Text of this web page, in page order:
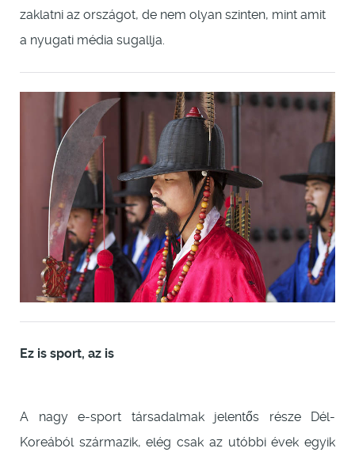
zaklatni az országot, de nem olyan szinten, mint amit
a nyugati média sugallja.
Ez is sport, az is
A nagy e-sport társadalmak jelentős része Dél-
Koreából származik, elég csak az utóbbi évek egyik